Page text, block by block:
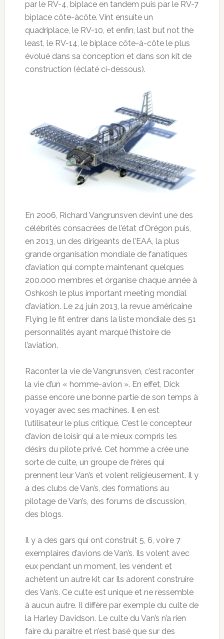
par le RV-4, biplace en tandem puis par le RV-7
biplace côte-àcôte. Vint ensuite un
quadriplace, le RV-10, et enfin, last but not the
least, le RV-14, le biplace côte-à-côte le plus
évolué dans sa conception et dans son kit de
construction (éclaté ci-dessous).
En 2006, Richard Vangrunsven devint une des
célébrités consacrées de l’état d’Orégon puis,
en 2013, un des dirigeants de l’EAA, la plus
grande organisation mondiale de fanatiques
d’aviation qui compte maintenant quelques
200.000 membres et organise chaque année à
Oshkosh le plus important meeting mondial
d’aviation. Le 24 juin 2013, la revue américaine
Flying le fit entrer dans la liste mondiale des 51
personnalités ayant marqué l’histoire de
l’aviation.
Raconter la vie de Vangrunsven, c’est raconter
la vie d’un « homme-avion ». En effet, Dick
passe encore une bonne partie de son temps à
voyager avec ses machines. Il en est
l’utilisateur le plus critique. C’est le concepteur
d’avion de loisir qui a le mieux compris les
désirs du pilote privé. Cet homme a crée une
sorte de culte, un groupe de frères qui
prennent leur Van’s et volent religieusement. Il y
a des clubs de Van’s, des formations au
pilotage de Van’s, des forums de discussion,
des blogs.
Il y a des gars qui ont construit 5, 6, voire 7
exemplaires d’avions de Van’s. Ils volent avec
eux pendant un moment, les vendent et
achètent un autre kit car Ils adorent construire
des Van’s. Ce culte est unique et ne ressemble
à aucun autre. Il diffère par exemple du culte de
la Harley Davidson. Le culte du Van’s n’a rien
faire du paraitre et n’est basé que sur des